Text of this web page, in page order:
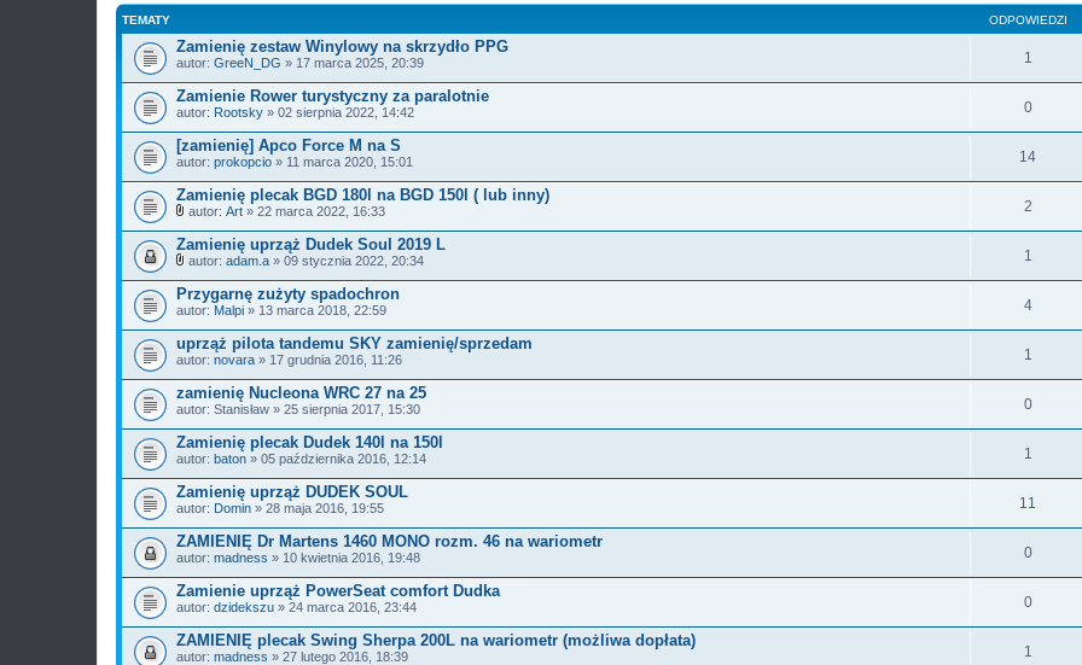
TEMATY ODPOWIEDZI
Zamienię zestaw Winylowy na skrzydło PPG
autor: GreeN_DG » 17 marca 2025, 20:39 1
Zamienie Rower turystyczny za paralotnie
autor: Rootsky » 02 sierpnia 2022, 14:42 0
[zamienię] Apco Force M na S
autor: prokopcio » 11 marca 2020, 15:01 14
Zamienię plecak BGD 180l na BGD 150l ( lub inny)
a
ł
ą
c
z
n
k
autor: Art » 22 marca 2022, 16:33 2
Zamienię uprząż Dudek Soul 2019 L
a
ą
c
z
n
k
i
autor: adam.a » 09 stycznia 2022, 20:34 1
Przygarnę zużyty spadochron
autor: Malpi » 13 marca 2018, 22:59 4
uprząż pilota tandemu SKY zamienię/sprzedam
autor: novara » 17 grudnia 2016, 11:26 1
zamienię Nucleona WRC 27 na 25
autor: Stanisław » 25 sierpnia 2017, 15:30 0
Zamienię plecak Dudek 140l na 150l
autor: baton » 05 października 2016, 12:14 1
Zamienię uprząż DUDEK SOUL
autor: Domin » 28 maja 2016, 19:55 11
ZAMIENIĘ Dr Martens 1460 MONO rozm. 46 na wariometr
autor: madness » 10 kwietnia 2016, 19:48 0
Zamienie uprząż PowerSeat comfort Dudka
autor: dzidekszu » 24 marca 2016, 23:44 0
ZAMIENIĘ plecak Swing Sherpa 200L na wariometr (możliwa dopłata)
autor: madness » 27 lutego 2016, 18:39 1